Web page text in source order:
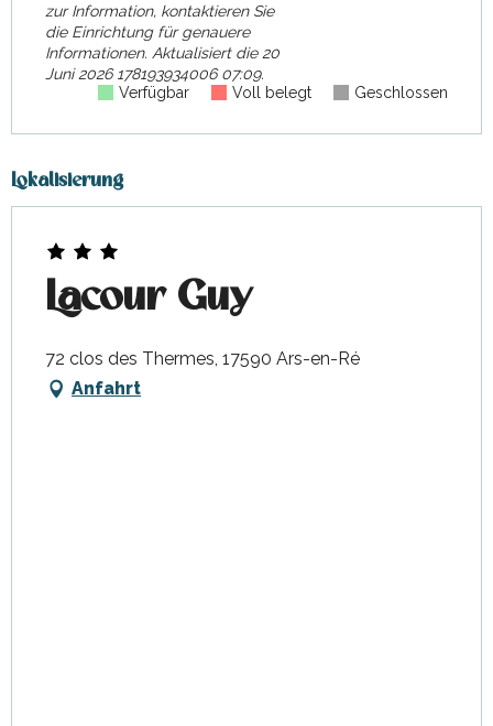
zur Information, kontaktieren Sie
die Einrichtung für genauere
Informationen. Aktualisiert die20
Juni 2026 178193934006 07:09.
Verfügbar
Voll belegt Geschlossen
Lokalisierung
Lacour Guy
72 clos des Thermes, 17590 Ars-en-Ré
Anfahrt